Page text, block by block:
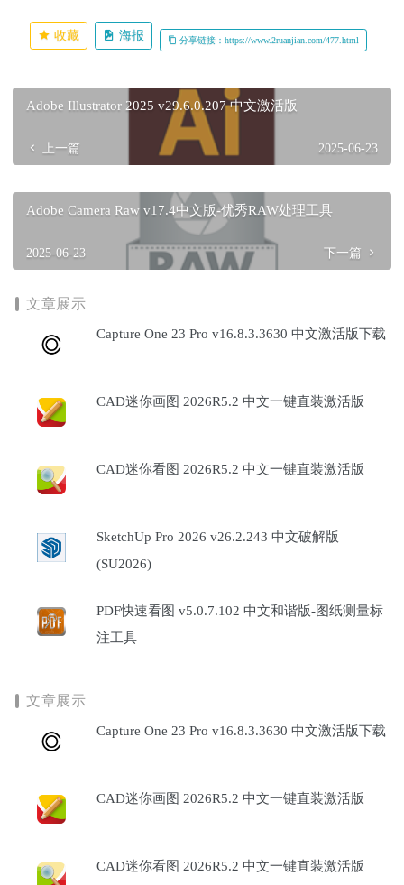
收藏 海报 分享链接：https://www.2ruanjian.com/477.html
Adobe Illustrator 2025 v29.6.0.207 中文激活版
上一篇 2025-06-23
Adobe Camera Raw v17.4中文版-优秀RAW处理工具
2025-06-23 下一篇
文章展示
Capture One 23 Pro v16.8.3.3630 中文激活版下载
CAD迷你画图 2026R5.2 中文一键直装激活版
CAD迷你看图 2026R5.2 中文一键直装激活版
SketchUp Pro 2026 v26.2.243 中文破解版
(SU2026)
PDF快速看图 v5.0.7.102 中文和谐版-图纸测量标
注工具
文章展示
Capture One 23 Pro v16.8.3.3630 中文激活版下载
CAD迷你画图 2026R5.2 中文一键直装激活版
CAD迷你看图 2026R5.2 中文一键直装激活版